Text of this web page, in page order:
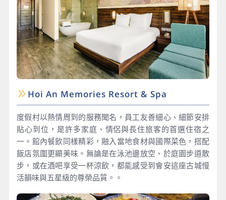
Hoi An Memories Resort & Spa
度假村以熱情周到的服務聞名，員工友善細心、細節安排
貼心到位，是許多家庭、情侶與長住旅客的首選住宿之
一。館內餐飲同樣精彩，融入當地食材與國際菜色，搭配
飯店氛圍更顯美味。無論是在泳池邊放空、於庭園步道散
步，或在酒吧享受一杯涼飲，都能感受到會安這座古城慢
活韻味與五星級的尊榮品質。。